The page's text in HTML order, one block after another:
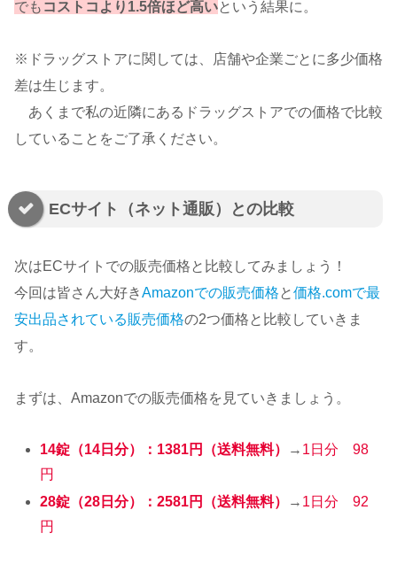
でも コストコより1.5倍ほど高いという結果に。
※ドラッグストアに関しては、店舗や企業ごとに多少価格
差は生じます。
あくまで私の近隣にあるドラッグストアでの価格で比較
していることをご了承ください。
ECサイト（ネット通販）との比較
次はECサイトでの販売価格と比較してみましょう！
今回は皆さん大好きAmazonでの販売価格 と価格.comで最
安出品されている販売価格の2つ価格と比較していきま
す。
まずは、Amazonでの販売価格を見ていきましょう。
14錠（14日分）：1381円（送料無料） → 1日分 98
円
28錠（28日分）：2581円（送料無料）
→ 1日分 92
円